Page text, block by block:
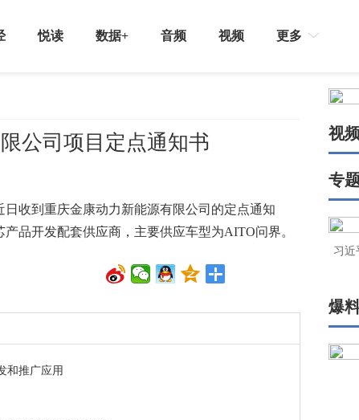
悦读 数据+ 音频 视频 更多
公司项目定点通知书
收到重庆金康动力新能源有限公司的定点通知
品开发配套供应商，主要供应车型为AITO问界。
和推广应用
视
专
习近
爆